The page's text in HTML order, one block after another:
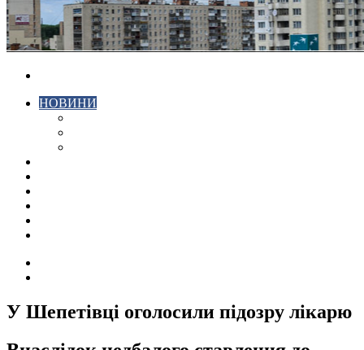
НОВИНИ
У Шепетівці оголосили підозру лікарю